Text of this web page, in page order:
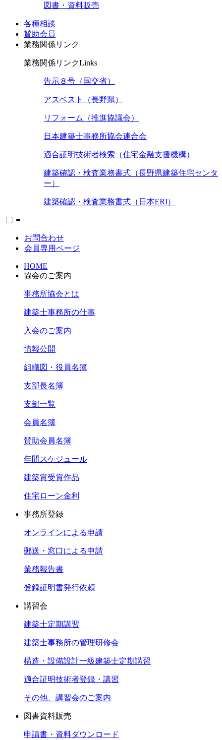
図書・資料販売
各種相談
賛助会員
業務関係リンク
業務関係リンクLinks
告示８号（国交省）
アスベスト（長野県）
リフォーム（推進協議会）
日本建築士事務所協会連合会
適合証明技術者検索（住宅金融支援機構）
建築確認・検査業務書式（長野県建築住宅センタ
ー）
建築確認・検査業務書式（日本ERI）
≡
お問合わせ
会員専用ページ
HOME
協会のご案内
事務所協会とは
建築士事務所の仕事
入会のご案内
情報公開
組織図・役員名簿
支部長名簿
支部一覧
会員名簿
賛助会員名簿
年間スケジュール
建築賞受賞作品
住宅ローン金利
事務所登録
オンラインによる申請
郵送・窓口による申請
業務報告書
登録証明書発行依頼
講習会
建築士定期講習
建築士事務所の管理研修会
構造・設備設計一級建築士定期講習
適合証明技術者登録・講習
その他、講習会のご案内
図書資料販売
申請書・資料ダウンロード